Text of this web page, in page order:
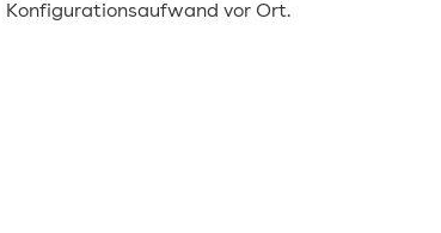
Konfigurationsaufwand vor Ort.